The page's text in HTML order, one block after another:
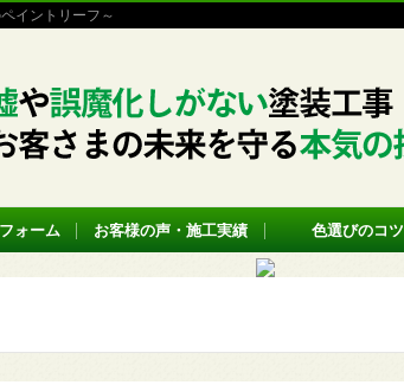
イントリーフ～
ォーム お客様の声・施工実績 色選びのコツ